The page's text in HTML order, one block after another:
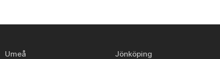
Umeå
Jönköping